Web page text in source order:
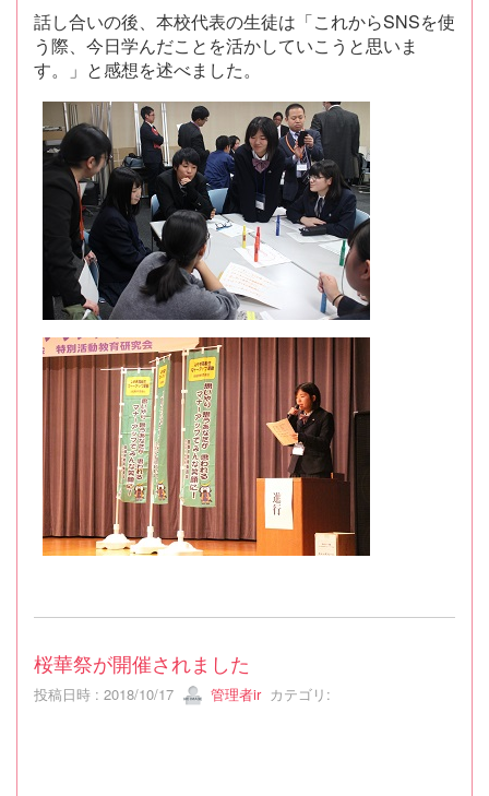
話し合いの後、本校代表の生徒は「これからSNSを使
う際、今日学んだことを活かしていこうと思いま
す。」と感想を述べました。
桜華祭が開催されました
投稿日時 : 2018/10/17 管理者irカテゴリ: